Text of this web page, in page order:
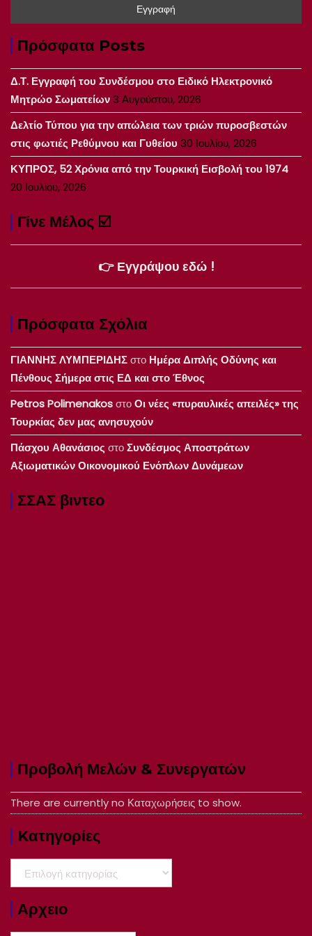
Πρόσφατα Posts
Δ.Τ. Εγγραφή του Συνδέσμου στο Ειδικό Ηλεκτρονικό
Μητρώο Σωματείων3 Αυγούστου, 2026
Δελτίο Τύπου για την απώλεια των τριών πυροσβεστών
στις φωτιές Ρεθύμνου και Γυθείου 30 Ιουλίου, 2026
ΚΥΠΡΟΣ, 52 Χρόνια από την Τουρκική Εισβολή του 1974
20 Ιουλίου, 2026
Γίνε Μέλος ☑️
👉 Εγγράψου εδώ !
Πρόσφατα Σχόλια
ΓΙΑΝΝΗΣ ΛΥΜΠΕΡΙΔΗΣστο Ημέρα Διπλής Οδύνης και
Πένθους Σήμερα στις ΕΔ και στο Έθνος
Petros PolimenakosστοΟι νέες «πυραυλικές απειλές» της
Τουρκίας δεν μας ανησυχούν
Πάσχου ΑθανάσιοςστοΣυνδέσμος Αποστράτων
Αξιωματικών Οικονομικού Ενόπλων Δυνάμεων
ΣΣΑΣ βιντεο
Προβολή Μελών & Συνεργατών
There are currently no Καταχωρήσεις to show.
Kατηγορίες
Kατηγορίες
Αρχειο